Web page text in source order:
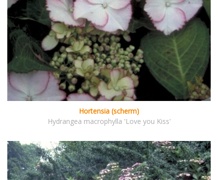
Hortensia (scherm)
Hydrangea macrophylla 'Love you Kiss'